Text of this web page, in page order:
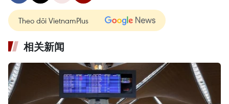
Theo dõi VietnamPlus
相关新闻